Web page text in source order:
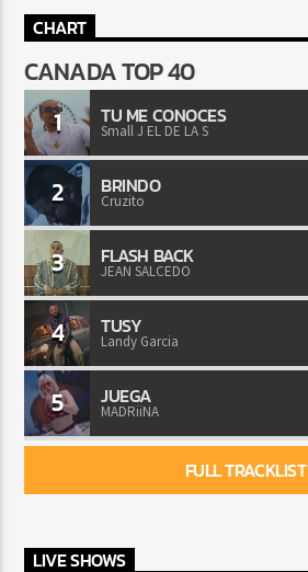
CHART
CANADA TOP 40
1 TU ME CONOCES
Small J EL DE LA S
2 BRINDO
Cruzito
3 FLASH BACK
JEAN SALCEDO
4 TUSY
Landy Garcia
5 JUEGA
MADRiiNA
FULL TRACKLIST
LIVE SHOWS